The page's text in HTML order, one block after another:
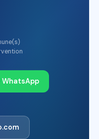
WhatsApp